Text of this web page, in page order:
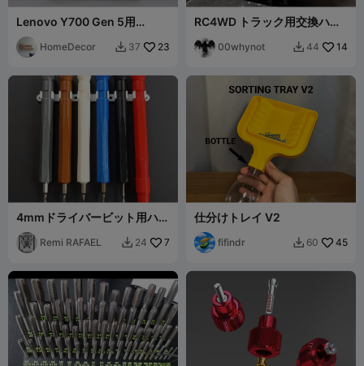
Lenovo Y700 Gen 5用
Legionレーシングスタイルグ
リップHomeDecor  37 23
RC4WD トラック用交換ハブ
00whynot  44 14
4mmドライバービット用ハン
ドル
Remi RAFAEL  24 7
仕分けトレイ V2
fifindr  60 45